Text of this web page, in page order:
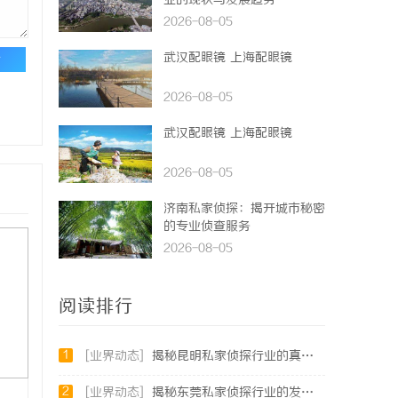
2026-08-05
武汉配眼镜 上海配眼镜
2026-08-05
武汉配眼镜 上海配眼镜
2026-08-05
济南私家侦探：揭开城市秘密
的专业侦查服务
2026-08-05
阅读排行
1 [业界动态] 揭秘昆明私家侦探行业的真实面貌与服务价值
2 [业界动态] 揭秘东莞私家侦探行业的发展与服务价值